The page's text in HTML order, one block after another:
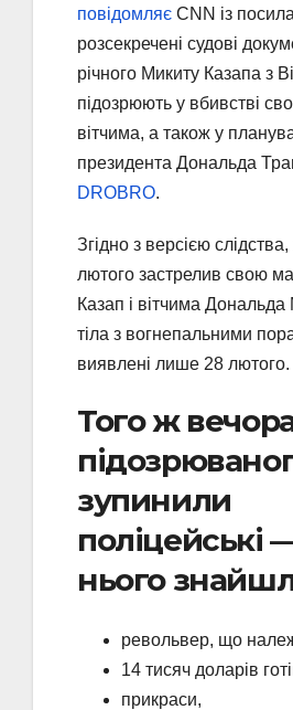
повідомляє CNN із
розсекречені судові
річного Микиту Казапа з
підозрюють у вбивстві
вітчима, а також у
президента Дональда
DROBRO.
Згідно з версією
лютого застрелив свою
Казап і вітчима Дональда
тіла з вогнепальними
виявлені лише 28 лютого.
Того ж
зупинили
поліцейські
нього
револьвер, що
14 тисяч доларів
прикраси,